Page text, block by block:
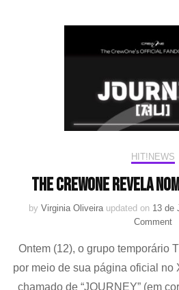
HIT!NEWS
The CrewOne revela
by Virginia Oliveira updated on 13 de
Commenton
Ontem (12), o grupo temporário
por meio de sua página oficial no
chamado de “JOURNEY” (em